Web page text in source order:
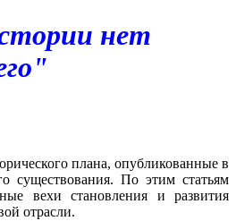
нет
плана, опубликованные в
существования. По этим статьям
вехи становления и развития
отрасли.